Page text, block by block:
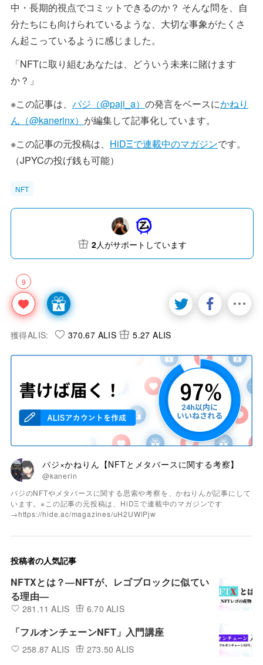
中・長期的視点でコミットできるのか？ そんな問を、自
分たちにも向けられているような、大切な事象がたくさ
ん起こっているように感じました。
「NFTに取り組むあなたは、どういう未来に賭けます
か？」
※この記事は、 パジ（@paji_a） の発言をベースにかねり
ん（@kanerinx） が編集して記事化しています。
※この記事の元投稿は、 HiDΞで連載中のマガジンです。
（JPYCの投げ銭も可能）
NFT
9
2人がサポートしています
獲得ALIS: 370.67 ALIS 5.27 ALIS
パジ×かねりん【NFTとメタバースに関する考察】
@kanerin
パジのNFTやメタバースに関する思索や考察を、かねりんが記事にして
います。※この記事の元投稿は、HiDΞで連載中のマガジンです
→https://hide.ac/magazines/uH2UWlPjw
投稿者の人気記事
NFTXとは？―NFTが、レゴブロックに似てい
る理由―
281.11 ALIS 6.70 ALIS
「フルオンチェーンNFT」入門講座
258.87 ALIS 273.50 ALIS